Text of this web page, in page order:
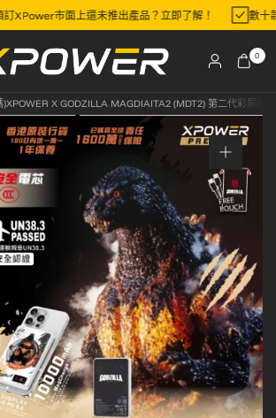
訂XPower市面上還未推出產品？立即了解！ 數
0
)XPOWER X GODZILLA MAGDIAITA2 (MDT2) 第二代彩屏顯